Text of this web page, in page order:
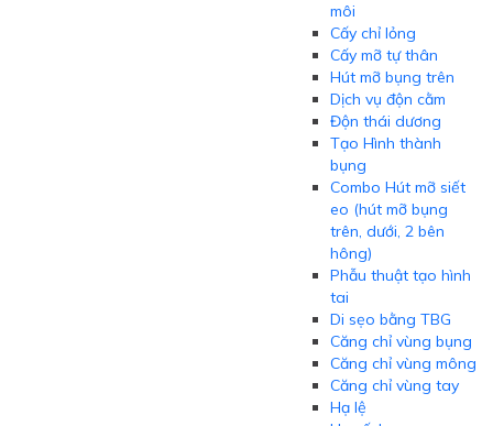
môi
Cấy chỉ lỏng
Cấy mỡ tự thân
Hút mỡ bụng trên
Dịch vụ độn cằm
Độn thái dương
Tạo Hình thành
bụng
Combo Hút mỡ siết
eo (hút mỡ bụng
trên, dưới, 2 bên
hông)
Phẫu thuật tạo hình
tai
Di sẹo bằng TBG
Căng chỉ vùng bụng
Căng chỉ vùng mông
Căng chỉ vùng tay
Hạ lệ